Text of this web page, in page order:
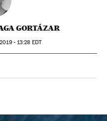
GORTÁZAR
- 13:28 EDT
Sociales